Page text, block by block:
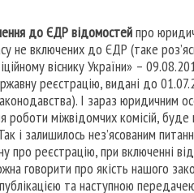
до ЄДР відомостейпро
не включених до ЄДР (таке
віснику України» –
реєстрацію, видані до
І зараз юридичним
роботи міжвідомчих комісій,
і залишилось нез’ясованим
про реєстрацію, при включенні
говорити про якість нашого
та наступною